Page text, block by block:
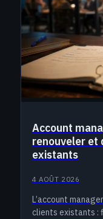
Account
renouveler et
existants
4 AOÛT 2026
L’account
clients existants :